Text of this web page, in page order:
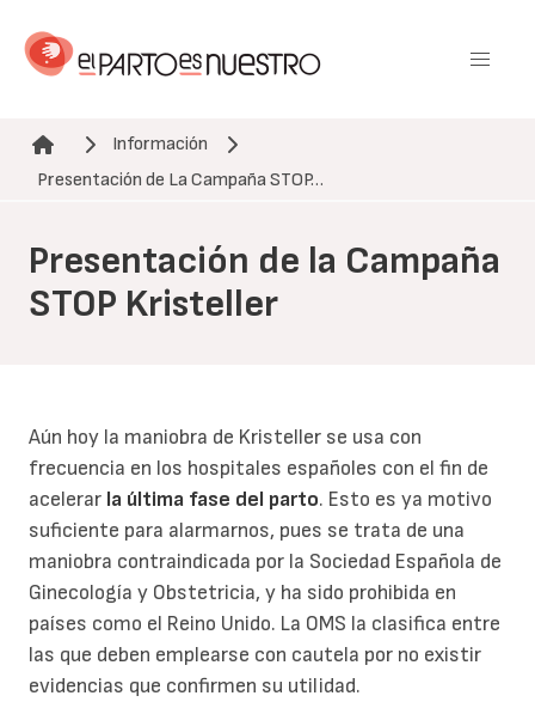
contenido
Ruta de navegación
Información
Presentación de La Campaña STOP…
Presentación de la Campaña
STOP Kristeller
Aún hoy la maniobra de Kristeller se usa con
frecuencia en los hospitales españoles con el fin de
acelerar la última fase del parto. Esto es ya motivo
suficiente para alarmarnos, pues se trata de una
maniobra contraindicada por la Sociedad Española de
Ginecología y Obstetricia, y ha sido prohibida en
países como el Reino Unido. La OMS la clasifica entre
las que deben emplearse con cautela por no existir
evidencias que confirmen su utilidad.